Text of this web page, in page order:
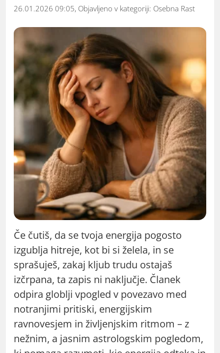
26.01.2026 09:05, Objavljeno v kategoriji: Osebna Rast
Če čutiš, da se tvoja energija pogosto
izgublja hitreje, kot bi si želela, in se
sprašuješ, zakaj kljub trudu ostajaš
izčrpana, ta zapis ni naključje. Članek
odpira globlji vpogled v povezavo med
notranjimi pritiski, energijskim
ravnovesjem in življenjskim ritmom – z
nežnim, a jasnim astrologskim pogledom,